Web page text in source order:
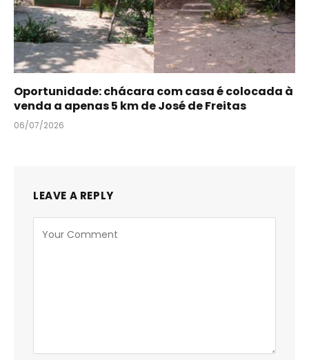
Oportunidade: chácara com casa é colocada à
venda a apenas 5 km de José de Freitas
06/07/2026
LEAVE A REPLY